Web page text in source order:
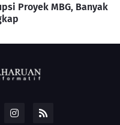
Proyek MBG, Banyak